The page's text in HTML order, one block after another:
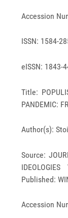
Accession
ISSN: 1584-
eISSN: 1843-
Title:
PANDEMIC:
Author(s):
Source:
Published:
Accession